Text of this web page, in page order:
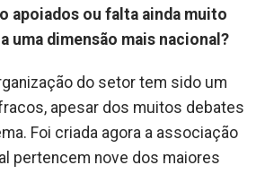
apoiados ou falta ainda muito
uma dimensão mais nacional?
do setor tem sido um
apesar dos muitos debates
Foi criada agora a associação
pertencem nove dos maiores